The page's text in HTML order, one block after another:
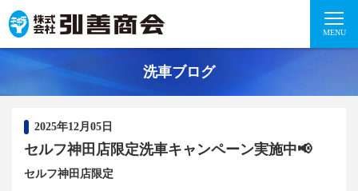
MENU
洗車ブログ
2025年12月05日
セルフ神田店限定洗車キャンペーン実施中📢
セルフ神田店限定